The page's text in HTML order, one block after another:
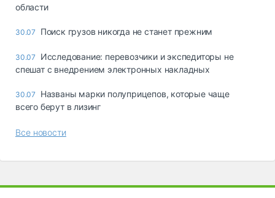
области
30.07 Поиск грузов никогда не станет прежним
30.07
Исследование: перевозчики и экспедиторы не
спешат с внедрением электронных накладных
30.07
Названы марки полуприцепов, которые чаще
всего берут в лизинг
Все новости